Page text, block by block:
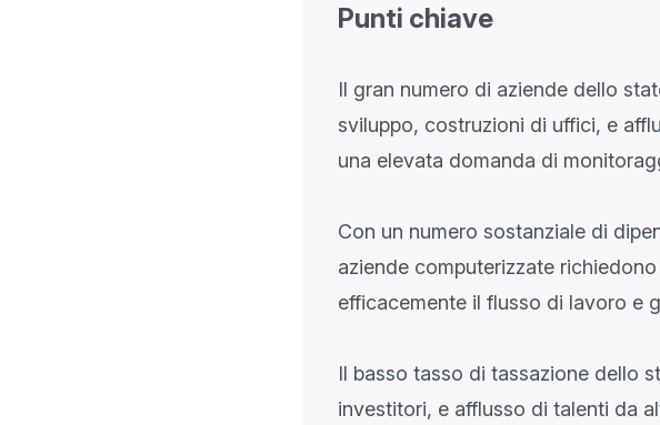
Punti chiave
Il gran numero di aziende dello
sviluppo, costruzioni di uffici, e
una elevata domanda di
Con un numero sostanziale di
aziende computerizzate
efficacemente il flusso di lavoro e
Il basso tasso di tassazione dello
investitori, e afflusso di talenti da